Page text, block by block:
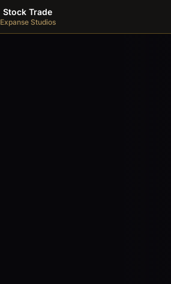
Stock Trade
Expanse Studios